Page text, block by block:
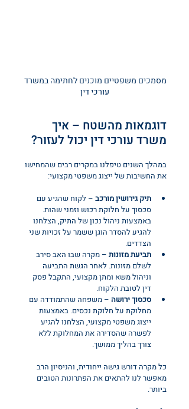
מסמכים משפטיים מוכנים לחתימה במשרד
עורכי דין
דוגמאות מהשטח – איך
משרד עורכי דין יכול לעזור?
במהלך השנים טיפלנו במקרים רבים שהמחישו
את החשיבות של ייצוג משפטי מקצועי:
תיק גירושין מורכב – לקוח שהגיע עם
סכסוך על חלוקת רכוש וזמני שהות.
באמצעות ניהול נכון של התיק, הצלחנו
להגיע להסדר הוגן ששמר על זכויות שני
הצדדים.
תביעת מזונות – מקרה שבו האב סירב
לשלם מזונות. לאחר הגשת התביעה
וניהול משא ומתן מקצועי, התקבל פסק
דין לטובת הלקוח.
סכסוך ירושה – משפחה שהתמודדה עם
מחלוקת על חלוקת נכסים. באמצעות
ייצוג משפטי מקצועי, הצלחנו להגיע
לפשרה שהסדירה את המחלוקת ללא
צורך בהליך ממושך.
כל מקרה דורש גישה ייחודית, והניסיון הרב
מאפשר לנו להתאים את הפתרונות הטובים
ביותר.